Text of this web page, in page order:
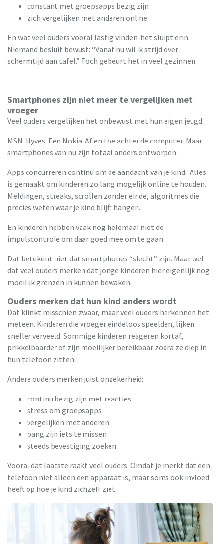
constant met groepsapps bezig zijn
zich vergelijken met anderen online
En wat veel ouders vooral lastig vinden: het sluipt erin.
Niemand besluit bewust: “Vanaf nu wil ik strijd over
schermtijd aan tafel.” Toch gebeurt het in veel gezinnen.
Smartphones zijn niet meer te vergelijken met
vroeger
Veel ouders vergelijken het onbewust met hun eigen jeugd.
MSN. Hyves. Een Nokia. Af en toe achter de computer. Maar
smartphones van nu zijn totaal anders ontworpen.
Apps concurreren continu om de aandacht van je kind. Alles
is gemaakt om kinderen zo lang mogelijk online te houden.
Meldingen, streaks, scrollen zonder einde, algoritmes die
precies weten waar je kind blijft hangen.
En kinderen hebben vaak nog helemaal niet de
impulscontrole om daar goed mee om te gaan.
Dat betekent niet dat smartphones “slecht” zijn. Maar wel
dat veel ouders merken dat jonge kinderen hier eigenlijk nog
moeilijk grenzen in kunnen bewaken.
Ouders merken dat hun kind anders wordt
Dat klinkt misschien zwaar, maar veel ouders herkennen het
meteen. Kinderen die vroeger eindeloos speelden, lijken
sneller verveeld. Sommige kinderen reageren kortaf,
prikkelbaarder of zijn moeilijker bereikbaar zodra ze diep in
hun telefoon zitten.
Andere ouders merken juist onzekerheid:
continu bezig zijn met reacties
stress om groepsapps
vergelijken met anderen
bang zijn iets te missen
steeds bevestiging zoeken
Vooral dat laatste raakt veel ouders. Omdat je merkt dat een
telefoon niet alleen een apparaat is, maar soms ook invloed
heeft op hoe je kind zichzelf ziet.